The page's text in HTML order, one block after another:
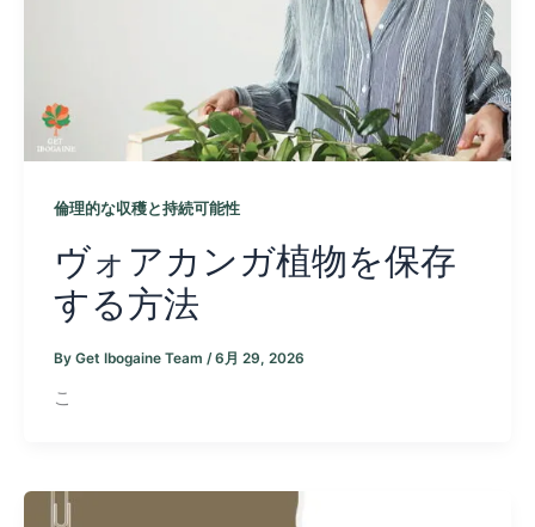
倫理的な収穫と持続可能性
ヴォアカンガ植物を保存
する方法
By Get Ibogaine Team /6月 29, 2026
こ